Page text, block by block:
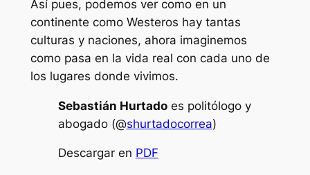
Así pues, podemos ver como en un
continente como Westeros hay tantas
culturas y naciones, ahora imaginemos
como pasa en la vida real con cada uno de
los lugares donde vivimos.
Sebastián Hurtadoes politólogo y
abogado (@shurtadocorrea)
Descargar en PDF